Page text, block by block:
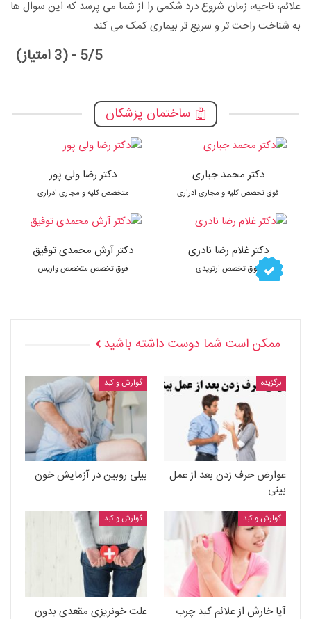
علائم، ناحیه، زمان شروع درد شکمی را از شما می پرسد که این سوال ها
به شناخت راحت تر و سریع تر بیماری کمک می کند.
5/5 - (3 امتیاز)
ساختمان پزشکان
دکتر محمد جباری
فوق تخصص کلیه و مجاری ادراری
دکتر غلام رضا نادری
فوق تخصص ارتوپدی
دکتر رضا ولی پور
متخصص کلیه و مجاری ادراری
دکتر آرش محمدی توفیق
فوق تخصص متخصص واریس
ممکن است شما دوست داشته باشید
برگزیده
عوارض حرف زدن بعد از عمل
بینی
گوارش و کبد
بیلی روبین در آزمایش خون
گوارش و کبد
آیا خارش از علائم کبد چرب
گوارش و کبد
علت خونریزی مقعدی بدون